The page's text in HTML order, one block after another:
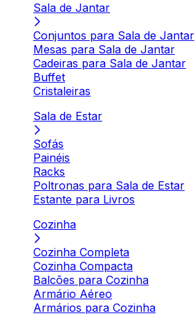
Sala de Jantar
Conjuntos para Sala de Jantar
Mesas para Sala de Jantar
Cadeiras para Sala de Jantar
Buffet
Cristaleiras
Sala de Estar
Sofás
Painéis
Racks
Poltronas para Sala de Estar
Estante para Livros
Cozinha
Cozinha Completa
Cozinha Compacta
Balcões para Cozinha
Armário Aéreo
Armários para Cozinha